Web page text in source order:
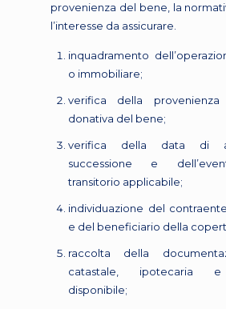
provenienza del bene, la
l’interesse da assicurare.
inquadramento
o immobiliare;
verifica della provenienza
donativa del bene;
verifica della data di
successione e
transitorio applicabile;
individuazione del
e del beneficiario della
raccolta della
catastale, ipotecaria e
disponibile;